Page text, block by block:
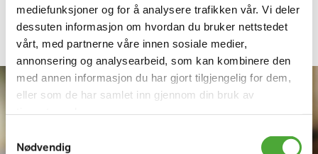
mediefunksjoner og for å analysere trafikken vår. Vi deler
dessuten informasjon om hvordan du bruker nettstedet
vårt, med partnerne våre innen sosiale medier,
annonsering og analysearbeid, som kan kombinere den
med annen informasjon du har gjort tilgjengelig for dem,
eller som de har samlet inn gjennom din bruk av
Nødvendig
velge akkurat hva de ønsker, og det er en flott
måte å tilfredsstille ulike smaker og preferanser på.